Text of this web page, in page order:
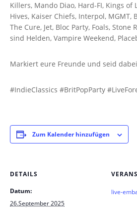
Killers, Mando Diao, Hard-FI, Kings of
Hives, Kaiser Chiefs, Interpol, MGMT,
The Cure, Jet, Bloc Party, Foals, Stone
sind Helden, Vampire Weekend,
Markiert eure Freunde und seid
#IndieClassics #BritPopParty
Zum Kalender hinzufügen
DETAILS
Datum:
26.September 2025
live-